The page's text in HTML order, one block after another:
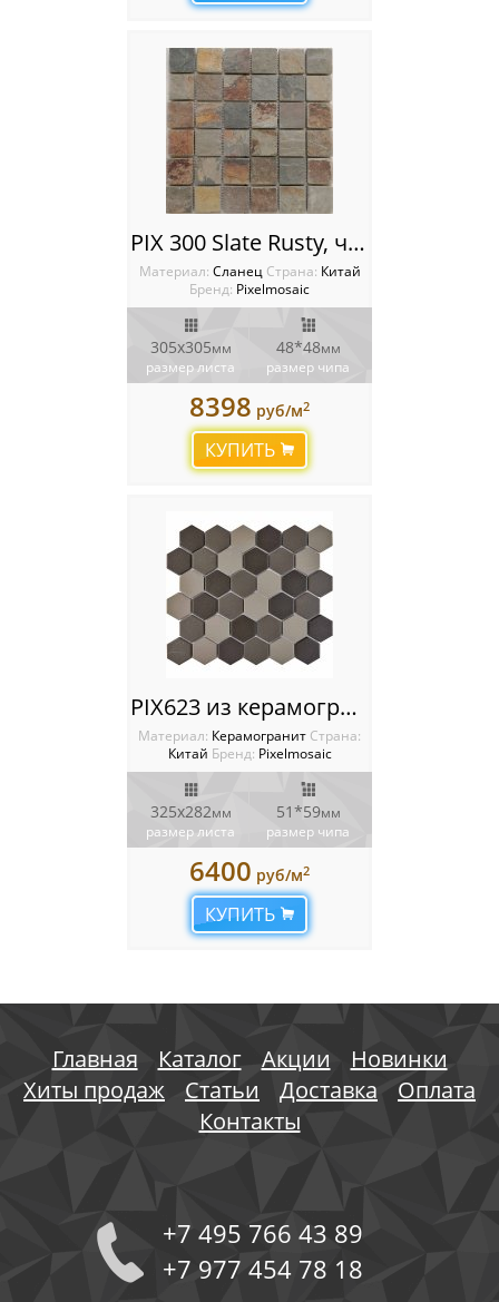
PIX 300 Slate Rusty, чип 48х48 мм, сетка 305х305 мм
Материал: Сланец Cтрана: Китай
Бренд: Pixelmosaic
305x305мм
размер листа
48*48мм
размер чипа
8398 руб/м2
КУПИТЬ
PIX623 из керамогранита прокрашенного в массе, чип 51х59 мм, сетка 325х282х6 мм
Материал: Керамогранит Cтрана:
Китай Бренд: Pixelmosaic
325х282мм
размер листа
51*59мм
размер чипа
6400 руб/м2
КУПИТЬ
Главная Каталог Акции
Новинки
Хиты продаж
Статьи Доставка
Оплата
Контакты
+7 495 766 43 89
+7 977 454 78 18